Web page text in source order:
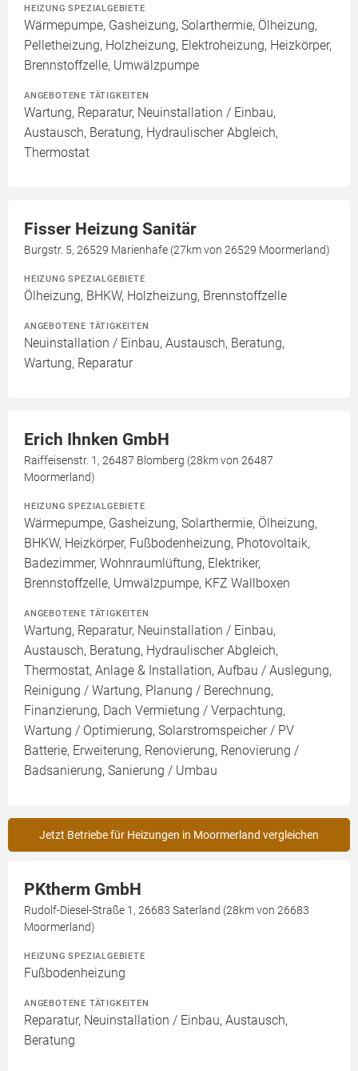
HEIZUNG SPEZIALGEBIETE
Wärmepumpe, Gasheizung, Solarthermie, Ölheizung,
Pelletheizung, Holzheizung, Elektroheizung, Heizkörper,
Brennstoffzelle, Umwälzpumpe
ANGEBOTENE TÄTIGKEITEN
Wartung, Reparatur, Neuinstallation / Einbau,
Austausch, Beratung, Hydraulischer Abgleich,
Thermostat
Fisser Heizung Sanitär
Burgstr. 5, 26529 Marienhafe (27km von 26529 Moormerland)
HEIZUNG SPEZIALGEBIETE
Ölheizung, BHKW, Holzheizung, Brennstoffzelle
ANGEBOTENE TÄTIGKEITEN
Neuinstallation / Einbau, Austausch, Beratung,
Wartung, Reparatur
Erich Ihnken GmbH
Raiffeisenstr. 1, 26487 Blomberg (28km von 26487
Moormerland)
HEIZUNG SPEZIALGEBIETE
Wärmepumpe, Gasheizung, Solarthermie, Ölheizung,
BHKW, Heizkörper, Fußbodenheizung, Photovoltaik,
Badezimmer, Wohnraumlüftung, Elektriker,
Brennstoffzelle, Umwälzpumpe, KFZ Wallboxen
ANGEBOTENE TÄTIGKEITEN
Wartung, Reparatur, Neuinstallation / Einbau,
Austausch, Beratung, Hydraulischer Abgleich,
Thermostat, Anlage & Installation, Aufbau / Auslegung,
Reinigung / Wartung, Planung / Berechnung,
Finanzierung, Dach Vermietung / Verpachtung,
Wartung / Optimierung, Solarstromspeicher / PV
Batterie, Erweiterung, Renovierung, Renovierung /
Badsanierung, Sanierung / Umbau
Jetzt Betriebe für Heizungen in Moormerland vergleichen
PKtherm GmbH
Rudolf-Diesel-Straße 1, 26683 Saterland (28km von 26683
Moormerland)
HEIZUNG SPEZIALGEBIETE
Fußbodenheizung
ANGEBOTENE TÄTIGKEITEN
Reparatur, Neuinstallation / Einbau, Austausch,
Beratung